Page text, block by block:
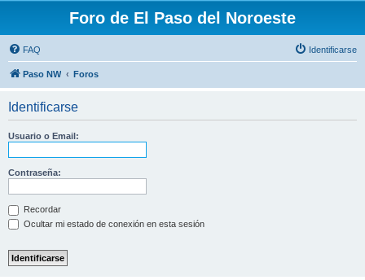
Foro de El Paso del Noroeste
FAQ Identificarse
Paso NW Foros
Identificarse
Usuario o Email:
Contraseña:
Recordar
Ocultar mi estado de conexión en esta sesión